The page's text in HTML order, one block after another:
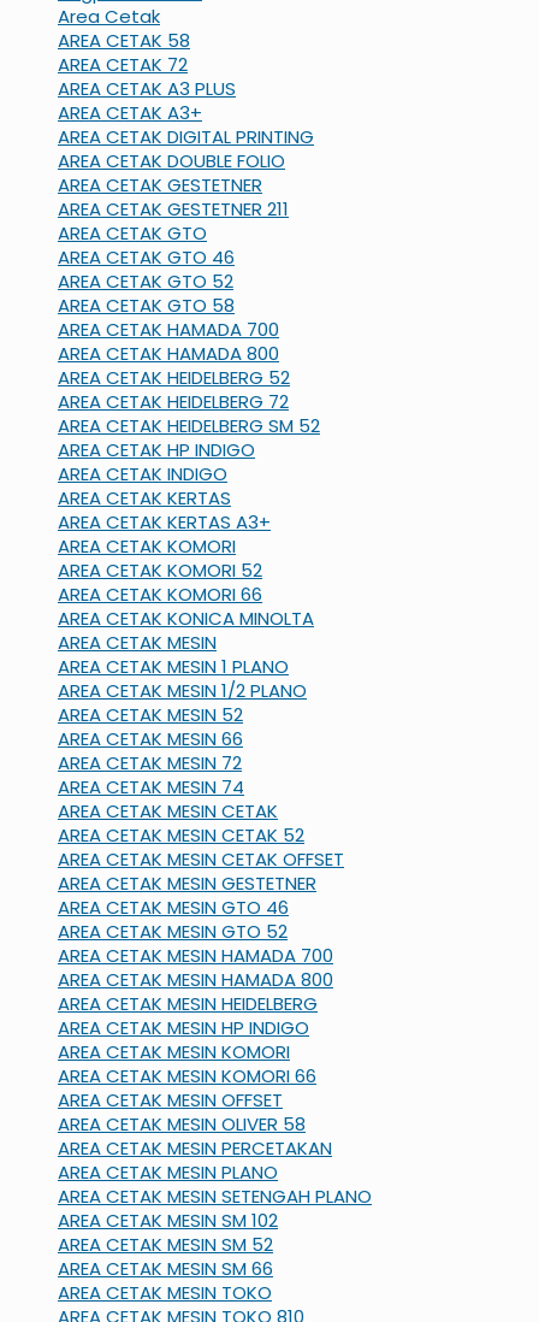
Area Cetak
AREA CETAK 58
AREA CETAK 72
AREA CETAK A3 PLUS
AREA CETAK A3+
AREA CETAK DIGITAL PRINTING
AREA CETAK DOUBLE FOLIO
AREA CETAK GESTETNER
AREA CETAK GESTETNER 211
AREA CETAK GTO
AREA CETAK GTO 46
AREA CETAK GTO 52
AREA CETAK GTO 58
AREA CETAK HAMADA 700
AREA CETAK HAMADA 800
AREA CETAK HEIDELBERG 52
AREA CETAK HEIDELBERG 72
AREA CETAK HEIDELBERG SM 52
AREA CETAK HP INDIGO
AREA CETAK INDIGO
AREA CETAK KERTAS
AREA CETAK KERTAS A3+
AREA CETAK KOMORI
AREA CETAK KOMORI 52
AREA CETAK KOMORI 66
AREA CETAK KONICA MINOLTA
AREA CETAK MESIN
AREA CETAK MESIN 1 PLANO
AREA CETAK MESIN 1/2 PLANO
AREA CETAK MESIN 52
AREA CETAK MESIN 66
AREA CETAK MESIN 72
AREA CETAK MESIN 74
AREA CETAK MESIN CETAK
AREA CETAK MESIN CETAK 52
AREA CETAK MESIN CETAK OFFSET
AREA CETAK MESIN GESTETNER
AREA CETAK MESIN GTO 46
AREA CETAK MESIN GTO 52
AREA CETAK MESIN HAMADA 700
AREA CETAK MESIN HAMADA 800
AREA CETAK MESIN HEIDELBERG
AREA CETAK MESIN HP INDIGO
AREA CETAK MESIN KOMORI
AREA CETAK MESIN KOMORI 66
AREA CETAK MESIN OFFSET
AREA CETAK MESIN OLIVER 58
AREA CETAK MESIN PERCETAKAN
AREA CETAK MESIN PLANO
AREA CETAK MESIN SETENGAH PLANO
AREA CETAK MESIN SM 102
AREA CETAK MESIN SM 52
AREA CETAK MESIN SM 66
AREA CETAK MESIN TOKO
AREA CETAK MESIN TOKO 810